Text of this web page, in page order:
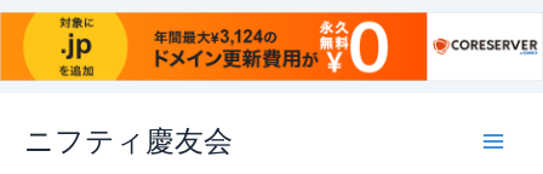
ニフティ慶友会